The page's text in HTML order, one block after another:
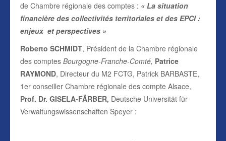
de Chambre régionale des comptes : « La situation
financière des collectivités territoriales et des EPCI :
enjeux et perspectives »
Roberto SCHMIDT, Président de la Chambre régionale
des comptes Bourgogne-Franche-Comté, Patrice
RAYMOND, Directeur du M2 FCTG, Patrick BARBASTE,
1er conseiller Chambre régionale des compte Alsace,
Prof. Dr. GISELA-FÄRBER, Deutsche Universität für
Verwaltungswissenschaften Speyer :